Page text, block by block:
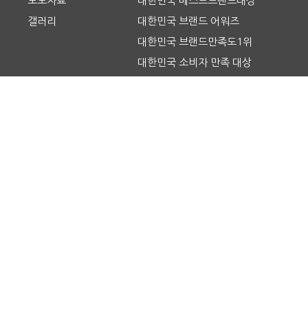
갤러리
대한민국 브랜드 어워즈
대한민국 브랜드만족도1위
대한민국 소비자 만족 대상